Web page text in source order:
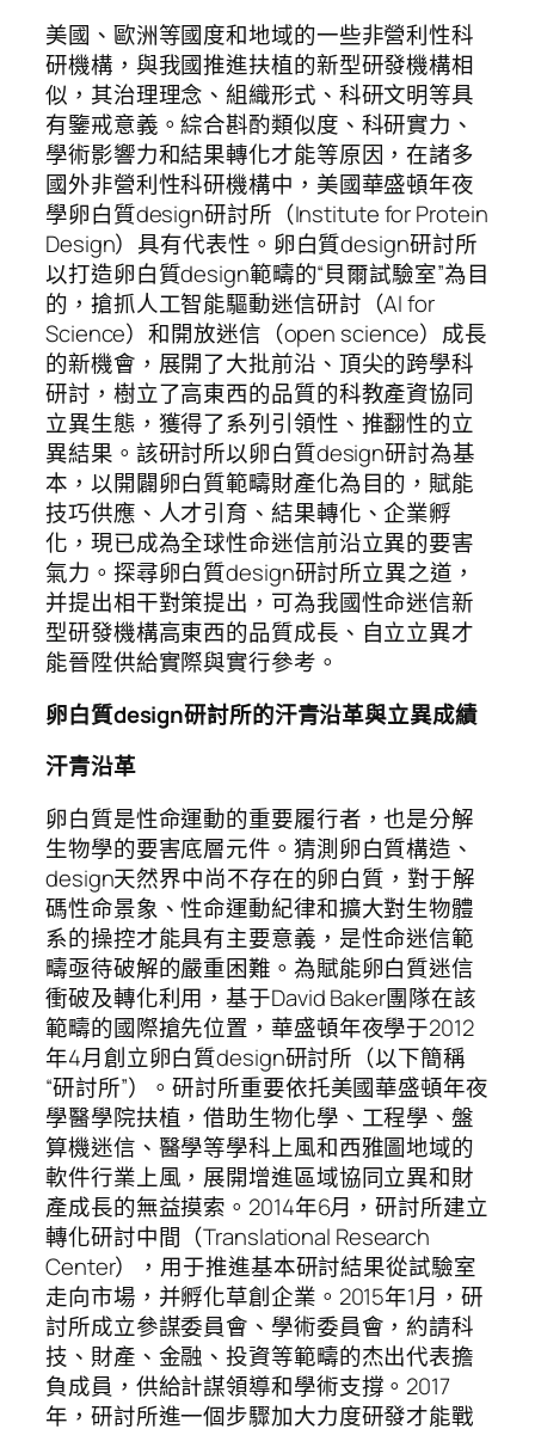
美國、歐洲等國度和地域的一些非營利性科
研機構，與我國推進扶植的新型研發機構相
似，其治理理念、組織形式、科研文明等具
有鑒戒意義。綜合斟酌類似度、科研實力、
學術影響力和結果轉化才能等原因，在諸多
國外非營利性科研機構中，美國華盛頓年夜
學卵白質design研討所（Institute for Protein
Design）具有代表性。卵白質design研討所
以打造卵白質design範疇的“貝爾試驗室”為目
的，搶抓人工智能驅動迷信研討（AI for
Science）和開放迷信（open science）成長
的新機會，展開了大批前沿、頂尖的跨學科
研討，樹立了高東西的品質的科教產資協同
立異生態，獲得了系列引領性、推翻性的立
異結果。該研討所以卵白質design研討為基
本，以開闢卵白質範疇財產化為目的，賦能
技巧供應、人才引育、結果轉化、企業孵
化，現已成為全球性命迷信前沿立異的要害
氣力。探尋卵白質design研討所立異之道，
并提出相干對策提出，可為我國性命迷信新
型研發機構高東西的品質成長、自立立異才
能晉陞供給實際與實行參考。
卵白質design研討所的汗青沿革與立異成績
汗青沿革
卵白質是性命運動的重要履行者，也是分解
生物學的要害底層元件。猜測卵白質構造、
design天然界中尚不存在的卵白質，對于解
碼性命景象、性命運動紀律和擴大對生物體
系的操控才能具有主要意義，是性命迷信範
疇亟待破解的嚴重困難。為賦能卵白質迷信
衝破及轉化利用，基于David Baker團隊在該
範疇的國際搶先位置，華盛頓年夜學于2012
年4月創立卵白質design研討所（以下簡稱
“研討所”）。研討所重要依托美國華盛頓年夜
學醫學院扶植，借助生物化學、工程學、盤
算機迷信、醫學等學科上風和西雅圖地域的
軟件行業上風，展開增進區域協同立異和財
產成長的無益摸索。2014年6月，研討所建立
轉化研討中間（Translational Research
Center），用于推進基本研討結果從試驗室
走向市場，并孵化草創企業。2015年1月，研
討所成立參謀委員會、學術委員會，約請科
技、財產、金融、投資等範疇的杰出代表擔
負成員，供給計謀領導和學術支撐。2017
年，研討所進一個步驟加大力度研發才能戰